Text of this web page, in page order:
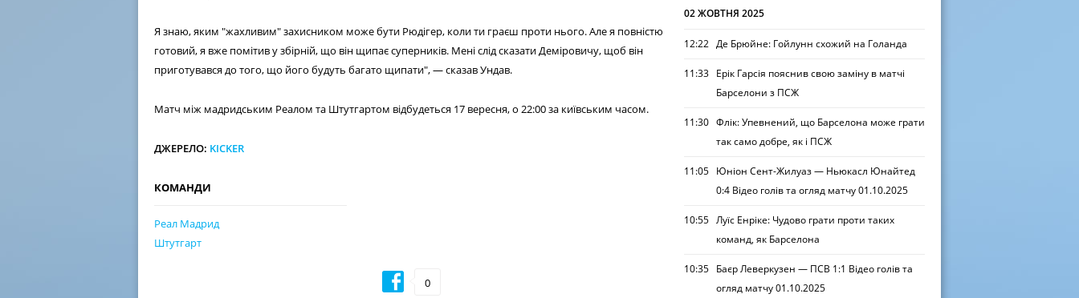
Я знаю, яким "жахливим" захисником може бути Рюдігер, коли ти граєш проти нього. Але я повністю
готовий, я вже помітив у збірній, що він щипає суперників. Мені слід сказати Деміровичу, щоб він
приготувався до того, що його будуть багато щипати", — сказав Ундав.
Матч між мадридським Реалом та Штутгартом відбудеться 17 вересня, о 22:00 за київським часом.
ДЖЕРЕЛО: KICKER
КОМАНДИ
Реал Мадрид
Штутгарт
0
02 ЖОВТНЯ 2025
12:22 Де Брюйне: Гойлунн схожий на Голанда
11:33 Ерік Гарсія пояснив свою заміну в матчі
Барселони з ПСЖ
11:30 Флік: Упевнений, що Барселона може грати
так само добре, як і ПСЖ
11:05 Юніон Сент-Жилуаз — Ньюкасл Юнайтед
0:4 Відео голів та огляд матчу 01.10.2025
10:55 Луїс Енріке: Чудово грати проти таких
команд, як Барселона
10:35 Баєр Леверкузен — ПСВ 1:1 Відео голів та
огляд матчу 01.10.2025